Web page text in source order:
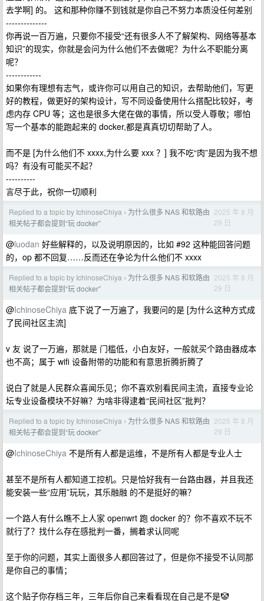
去学啊] 的。 这和那种你赚不到钱就是你自己不努力本质没任何差别
--------------
你再说一百万遍，只要你不接受“还有很多人不了解架构、网络等基本
知识”的现实，你就是会问为什么他们不去做呢？为什么不职能分离
呢？
------------
如果你有理想有志气，或许你可以用自己的知识，去帮助他们，写更
好的教程，做更好的架构设计，写不同设备使用什么搭配比较好，考
虑内存 CPU 等；这也是很多大佬在做的事情，所以受人尊敬；哪怕
写一个基本的能跑起来的 docker,都是真真切切帮助了人。
而不是 [为什么他们不 xxxx,为什么要 xxx ？] 我不吃“肉”是因为我不想
吗？有没有可能买不起？
----------
言尽于此，祝你一切顺利
Replied to a topic by IchinoseChiya › 为什么很多 NAS 和软路由
相关帖子都会提到“玩 docker”
2025 年 8 月
29 日
@luodan 好些解释的，以及说明原因的，比如 #92 这种能回答问题
的，op 都不回复……反而还在争论为什么他们不 xxxx
Replied to a topic by IchinoseChiya › 为什么很多 NAS 和软路由
相关帖子都会提到“玩 docker”
2025 年 8 月
29 日
@IchinoseChiya 底下说了一万遍了，我要问的是 [为什么这种方式成
了民间社区主流]
v 友 说了一万遍，那就是 门槛低，小白友好，一般就买个路由器成本
也不高；属于 wifi 设备附带的功能和有意思折腾折腾了
说白了就是人民群众喜闻乐见；你不喜欢别看民间主流，直接专业论
坛专业设备模块不好嘛？为啥非得逮着“民间社区”批判？
Replied to a topic by IchinoseChiya › 为什么很多 NAS 和软路由
相关帖子都会提到“玩 docker”
2025 年 8 月
29 日
@IchinoseChiya 不是所有人都是运维，不是所有人都是专业人士
甚至不是所有人都知道工控机。只是恰好我有一台路由器，并且我还
能安装一些“应用”玩玩，其乐融融 的不是挺好的嘛？
一个路人有什么瞧不上人家 openwrt 跑 docker 的？你不喜欢不玩不
就行了？找什么存在感批判一番，搁着求认同呢
至于你的问题，其实上面很多人都回答过了，但是你不接受不认同那
是你自己的事情；
这个贴子你存档三年，三年后你自己来看看现在自己是不是🤡